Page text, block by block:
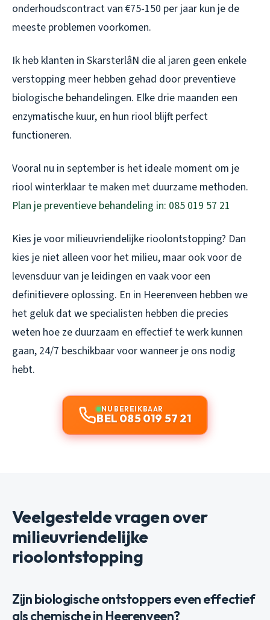
onderhoudscontract van €75-150 per jaar kun je de
meeste problemen voorkomen.
Ik heb klanten in SkarsterlâN die al jaren geen enkele
verstopping meer hebben gehad door preventieve
biologische behandelingen. Elke drie maanden een
enzymatische kuur, en hun riool blijft perfect
functioneren.
Vooral nu in september is het ideale moment om je
riool winterklaar te maken met duurzame methoden.
Plan je preventieve behandeling in: 085 019 57 21
Kies je voor milieuvriendelijke rioolontstopping? Dan
kies je niet alleen voor het milieu, maar ook voor de
levensduur van je leidingen en vaak voor een
definitievere oplossing. En in Heerenveen hebben we
het geluk dat we specialisten hebben die precies
weten hoe ze duurzaam en effectief te werk kunnen
gaan, 24/7 beschikbaar voor wanneer je ons nodig
hebt.
NU BEREIKBAAR
BEL 085 019 57 21
Veelgestelde vragen over
milieuvriendelijke
rioolontstopping
Zijn biologische ontstoppers even effectief
als chemische in Heerenveen?